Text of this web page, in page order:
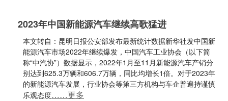
2023年中国新能源汽车继续高歌猛进
本文转自：昆明日报公安部发布最新统计数据新华社发中国新
能源汽车市场2022年继续爆发，中国汽车工业协会（以下简
称“中汽协”）数据显示，2022年1月至11月新能源汽车产销分
别达到625.3万辆和606.7万辆，同比均增长1倍。对于2023年
的新能源汽车发展，行业协会等第三方机构与车企普遍持谨慎
乐观态度……更多